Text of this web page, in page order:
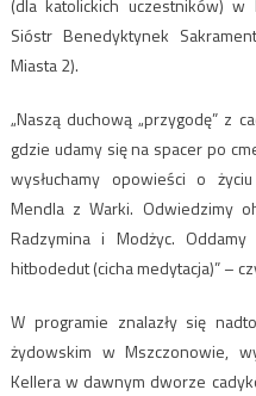
(dla katolickich uczestników)
Sióstr Benedyktynek
Miasta 2).
„Naszą duchową „przygodę” z
gdzie udamy się na spacer po
wysłuchamy opowieści o
Mendla z Warki. Odwiedzimy
Radzymina i Modżyc.
hitbodedut (cicha medytacja)” –
W programie znalazły się
żydowskim w Mszczonowie,
Kellera w dawnym dworze